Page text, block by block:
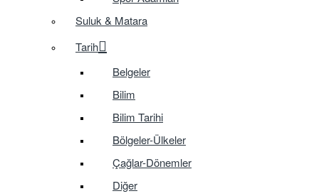
Suluk & Matara
Tarih
Belgeler
Bilim
Bilim Tarihi
Bölgeler-Ülkeler
Çağlar-Dönemler
Diğer